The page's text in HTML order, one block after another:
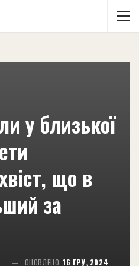
у близької
що в
за
ОНОВЛЕНО 16 ГРУ, 2024